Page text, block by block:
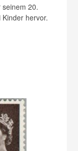
20.
hervor.